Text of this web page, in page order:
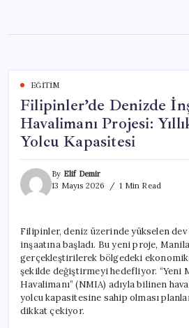
content
EĞITIM
Filipinler’de Denizde
Havalimanı Projesi:
Yolcu Kapasitesi
By Elif Demir
13 Mayıs 2026
1 Min Read
Filipinler, deniz üzerinde yükselen dev
inşaatına başladı. Bu yeni proje,
gerçekleştirilerek bölgedeki
şekilde değiştirmeyi hedefliyor. “Yeni
Havalimanı” (NMIA) adıyla bilinen
yolcu kapasitesine sahip olması
dikkat çekiyor.